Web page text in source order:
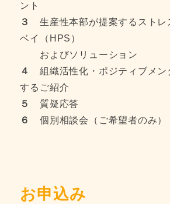
ント
３生産性本部が提案するストレ
ベイ（HPS）
およびソリューション
４
組織活性化・ポジティブメン
するご紹介
５ 質疑応答
６個別相談会（ご希望者のみ）
お申込み